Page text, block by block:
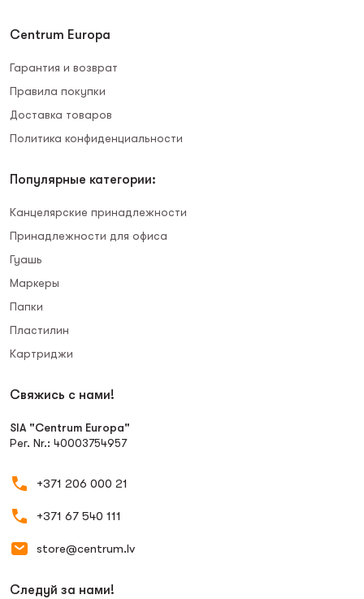
Centrum Europa
Гарантия и возврат
Правила покупки
Доставка товаров
Политика конфиденциальности
Популярные категории:
Канцелярские принадлежности
Принадлежности для офиса
Гуашь
Маркеры
Папки
Пластилин
Картриджи
Свяжись с нами!
SIA "Centrum Europa"
Рег. Nr.: 40003754957
+371 206 000 21
+371 67 540 111
store@centrum.lv
Следуй за нами!